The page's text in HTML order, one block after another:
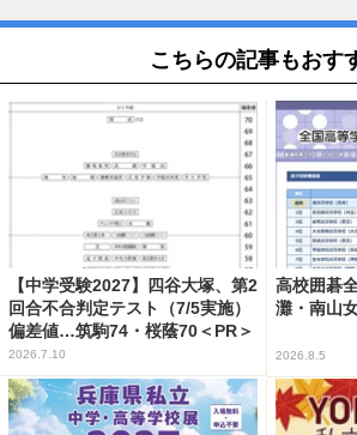
こちらの記事もおす
【中学受験2027】四谷大塚、第2
回合不合判定テスト（7/5実施）
偏差値…筑駒74・桜蔭70＜PR＞
2026.7.10
高校囲碁
灘・南山
2026.8.5